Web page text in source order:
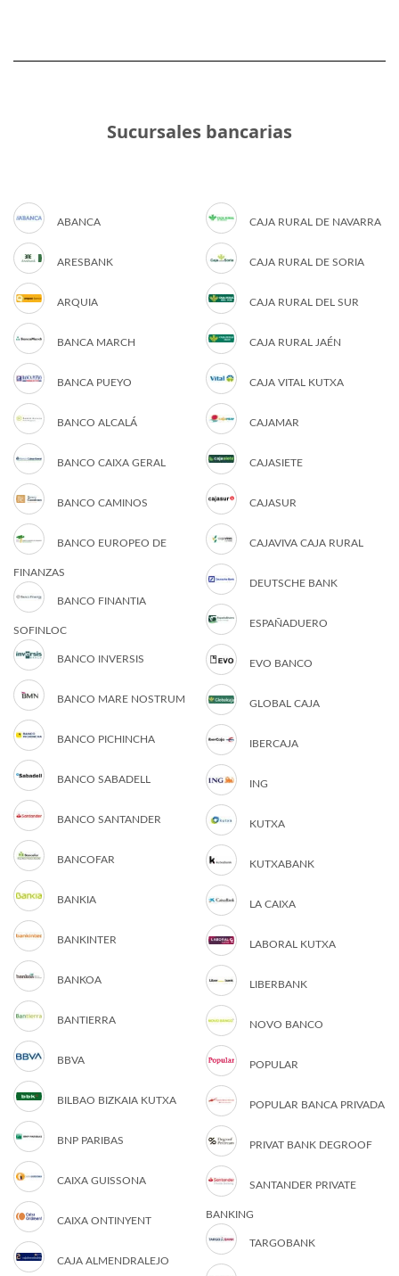
Sucursales bancarias
ABANCA
ARESBANK
ARQUIA
BANCA MARCH
BANCA PUEYO
BANCO ALCALÁ
BANCO CAIXA GERAL
BANCO CAMINOS
BANCO EUROPEO DE
FINANZAS
BANCO FINANTIA
SOFINLOC
BANCO INVERSIS
BANCO MARE NOSTRUM
BANCO PICHINCHA
BANCO SABADELL
BANCO SANTANDER
BANCOFAR
BANKIA
BANKINTER
BANKOA
BANTIERRA
BBVA
BILBAO BIZKAIA KUTXA
BNP PARIBAS
CAIXA GUISSONA
CAIXA ONTINYENT
CAJA ALMENDRALEJO
CAJA RURAL DE NAVARRA
CAJA RURAL DE SORIA
CAJA RURAL DEL SUR
CAJA RURAL JAÉN
CAJA VITAL KUTXA
CAJAMAR
CAJASIETE
CAJASUR
CAJAVIVA CAJA RURAL
DEUTSCHE BANK
ESPAÑADUERO
EVO BANCO
GLOBAL CAJA
IBERCAJA
ING
KUTXA
KUTXABANK
LA CAIXA
LABORAL KUTXA
LIBERBANK
NOVO BANCO
POPULAR
POPULAR BANCA PRIVADA
PRIVAT BANK DEGROOF
SANTANDER PRIVATE
BANKING
TARGOBANK